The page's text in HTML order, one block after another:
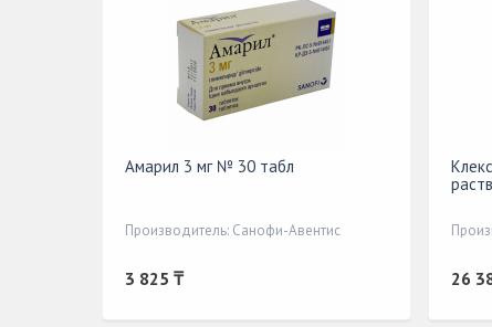
Амарил 3 мг № 30 табл
Производитель: Санофи-Авентис
3 825 ₸ 26